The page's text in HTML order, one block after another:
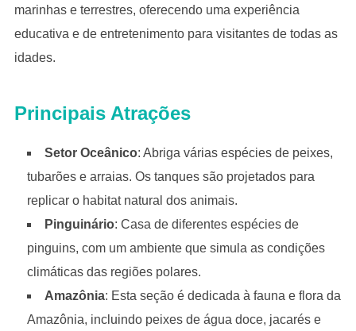
marinhas e terrestres, oferecendo uma experiência
educativa e de entretenimento para visitantes de todas as
idades.
Principais Atrações
Setor Oceânico: Abriga várias espécies de peixes,
tubarões e arraias. Os tanques são projetados para
replicar o habitat natural dos animais.
Pinguinário: Casa de diferentes espécies de
pinguins, com um ambiente que simula as condições
climáticas das regiões polares.
Amazônia: Esta seção é dedicada à fauna e flora da
Amazônia, incluindo peixes de água doce, jacarés e